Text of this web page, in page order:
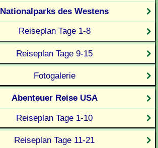
Nationalparks des Westens
Reiseplan Tage 1-8
Reiseplan Tage 9-15
Fotogalerie
Abenteuer Reise USA
Reiseplan Tage 1-10
Reiseplan Tage 11-21